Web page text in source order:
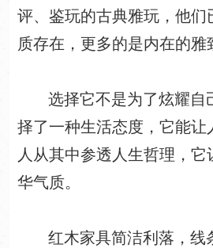
评、鉴玩的古典雅玩，他们
质存在，更多的是内在的雅
选择它不是为了炫耀自
择了一种生活态度，它能让
人从其中参透人生哲理，
华气质。
红木家具简洁利落，线